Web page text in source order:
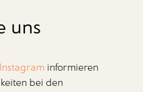
uns
Instagram informieren
bei den